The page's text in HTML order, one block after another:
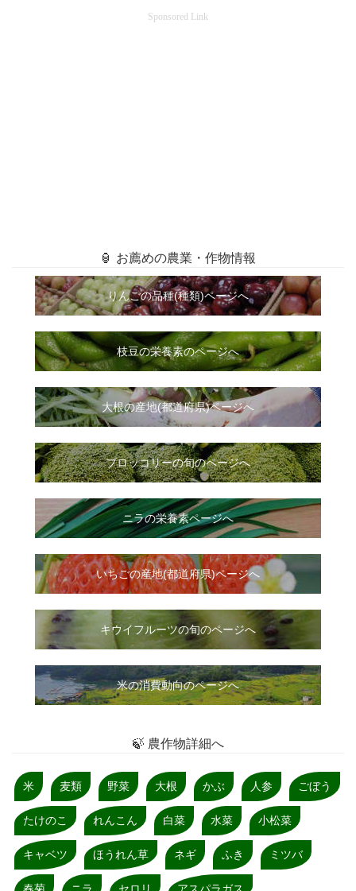
Sponsored Link
🏮 お薦めの農業・作物情報
りんごの品種(種類)ページへ
枝豆の栄養素のページへ
大根の産地(都道府県)ページへ
ブロッコリーの旬のページへ
ニラの栄養素ページへ
いちごの産地(都道府県)ページへ
キウイフルーツの旬のページへ
米の消費動向のページへ
🍃 農作物詳細へ
米 麦類 野菜 大根 かぶ 人参 ごぼう
たけのこ れんこん 白菜 水菜 小松菜
キャベツ ほうれん草 ネギ ふき ミツバ
春菊 ニラ セロリ アスパラガス